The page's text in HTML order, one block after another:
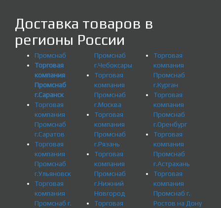
Доставка товаров в
регионы России
Промснаб
Торговая
компания
Промснаб
г.Саранск
Торговая
компания
Промснаб
г.Саратов
Торговая
компания
Промснаб
г.Ульяновск
Торговая
компания
Промснаб г.
Промснаб
г.Чебоксары
Торговая
компания
Промснаб
г.Москва
Торговая
компания
Промснаб
г.Рязань
Торговая
компания
Промснаб
г.Нижний
Новгород
Торговая
Торговая
компания
Промснаб
г.Курган
Торговая
компания
Промснаб
г.Оренбург
Торговая
компания
Промснаб
г.Астрахань
Торговая
компания
Промснаб г.
Ростов на Дону